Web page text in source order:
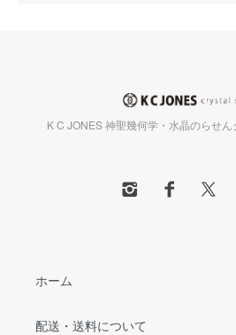
K C JONES 神聖幾何学・水晶のらせ
ホーム
配送・送料について